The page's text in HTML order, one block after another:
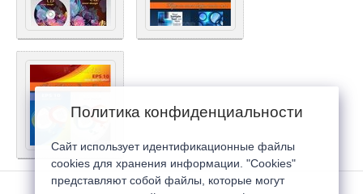
Политика конфиденциальности
Сайт использует идентификационные файлы
cookies для хранения информации. "Cookies"
представляют собой файлы, которые могут